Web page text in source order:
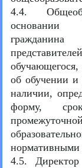
4.4.
основании
об обучении
наличии,
форму,
4.5. Директор